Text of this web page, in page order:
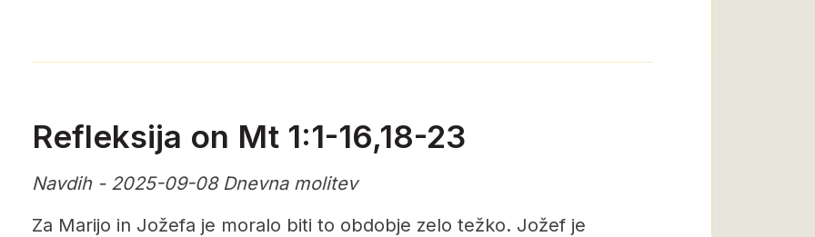
Refleksija on Mt 1:1-16,18-23
Navdih - 2025-09-08 Dnevna molitev
Za Marijo in Jožefa je moralo biti to obdobje zelo težko. Jožef je